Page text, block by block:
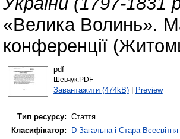
«Велика Волинь».
конференції
pdf
Шевчук.PDF
Завантажити (474kB)| Preview
Тип ресурсу: Стаття
Класифікатор:
D Загальна і Стара Всесвітня